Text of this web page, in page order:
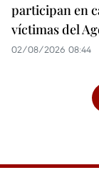
participan en
víctimas del
02/08/2026 08:44